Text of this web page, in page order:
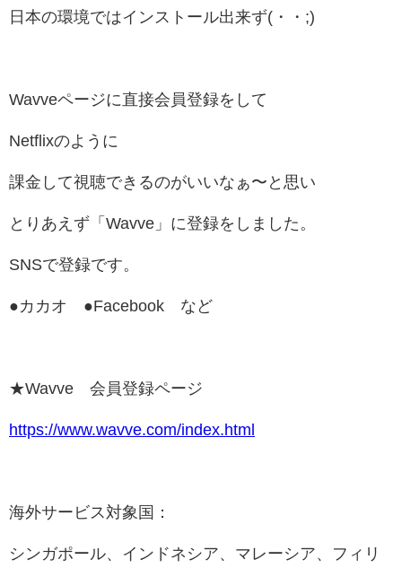
日本の環境ではインストール出来ず(・・;)
Wavveページに直接会員登録をして
Netflixのように
課金して視聴できるのがいいなぁ〜と思い
とりあえず「Wavve」に登録をしました。
SNSで登録です。
●カカオ ●Facebook など
★Wavve 会員登録ページ
https://www.wavve.com/index.html
海外サービス対象国：
シンガポール、インドネシア、マレーシア、フィリ